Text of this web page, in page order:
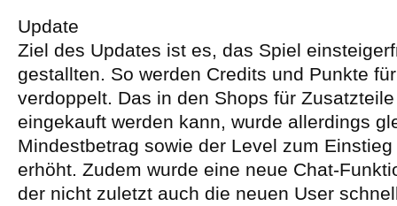
Update
Ziel des Updates ist es, das Spiel
gestallten. So werden Credits und Punkte
verdoppelt. Das in den Shops für
eingekauft werden kann, wurde allerdings
Mindestbetrag sowie der Level zum
erhöht. Zudem wurde eine neue Chat-
der nicht zuletzt auch die neuen User